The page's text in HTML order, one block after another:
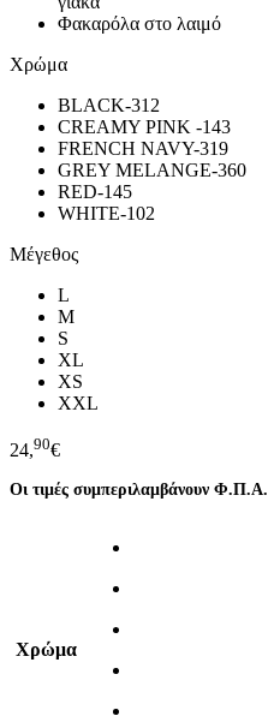
Φακαρόλα στο λαιμό
Χρώμα
BLACK-312
CREAMY PINK -143
FRENCH NAVY-319
GREY MELANGE-360
RED-145
WHITE-102
Μέγεθος
L
M
S
XL
XS
XXL
24,90€
Οι τιμές συμπεριλαμβάνουν Φ.Π.Α.
Χρώμα